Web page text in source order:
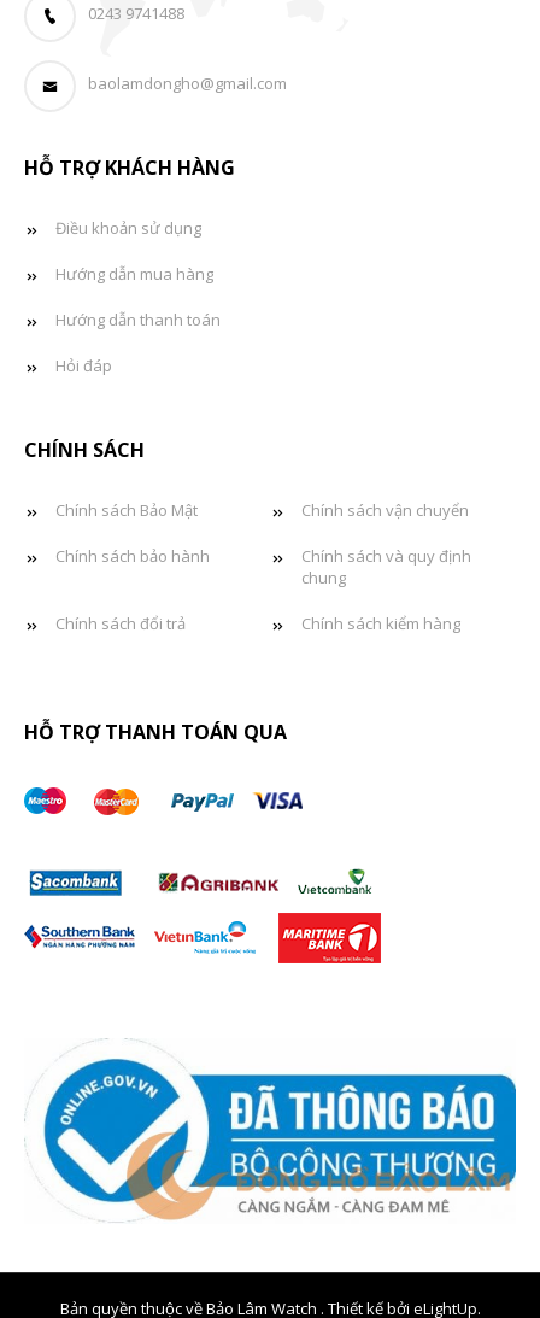
0243 9741488
baolamdongho@gmail.com
HỖ TRỢ KHÁCH HÀNG
Điều khoản sử dụng
Hướng dẫn mua hàng
Hướng dẫn thanh toán
Hỏi đáp
CHÍNH SÁCH
Chính sách Bảo Mật Chính sách vận chuyển
Chính sách bảo hành
Chính sách và quy định
chung
Chính sách đổi trả Chính sách kiểm hàng
HỖ TRỢ THANH TOÁN QUA
Bản quyền thuộc về Bảo Lâm Watch . Thiết kế bởi eLightUp.